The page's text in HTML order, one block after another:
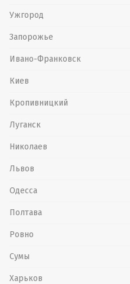
Ужгород
Запорожье
Ивано-Франковск
Киев
Кропивницкий
Луганск
Николаев
Львов
Одесса
Полтава
Ровно
Сумы
Харьков